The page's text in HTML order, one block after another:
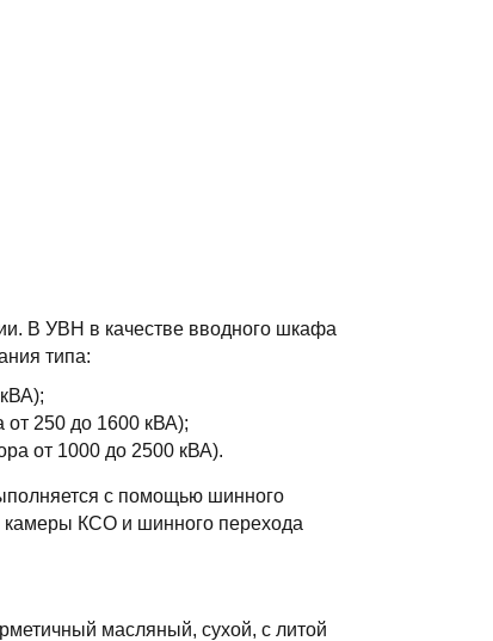
В УВН в качестве вводного шкафа
типа:
250 до 1600 кВА);
от 1000 до 2500 кВА).
с помощью шинного
камеры КСО и шинного перехода
масляный, сухой, с литой